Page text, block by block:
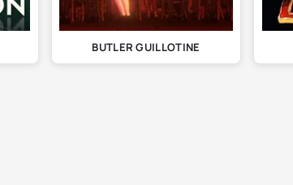
BUTLER GUILLOTINE